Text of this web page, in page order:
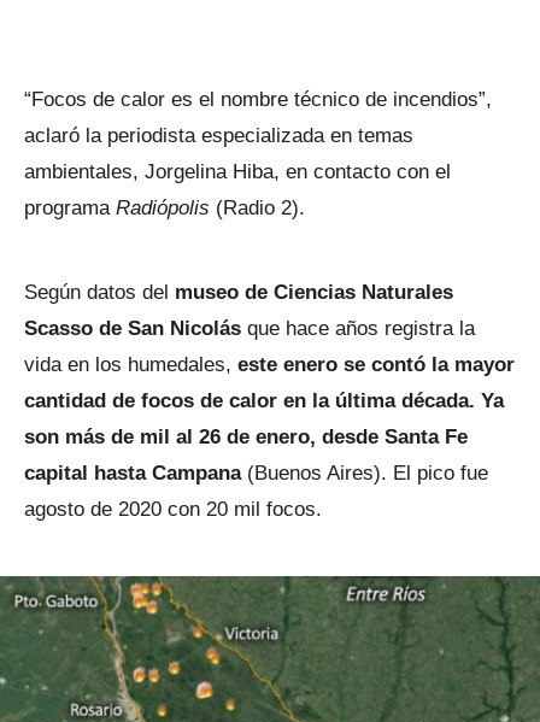
“Focos de calor es el nombre técnico de incendios”,
aclaró la periodista especializada en temas
ambientales, Jorgelina Hiba, en contacto con el
programa Radiópolis (Radio 2).
Según datos del museo de Ciencias Naturales
Scasso de San Nicolás que hace años registra la
vida en los humedales, este enero se contó la mayor
cantidad de focos de calor en la última década. Ya
son más de mil al 26 de enero, desde Santa Fe
capital hasta Campana(Buenos Aires). El pico fue
agosto de 2020 con 20 mil focos.